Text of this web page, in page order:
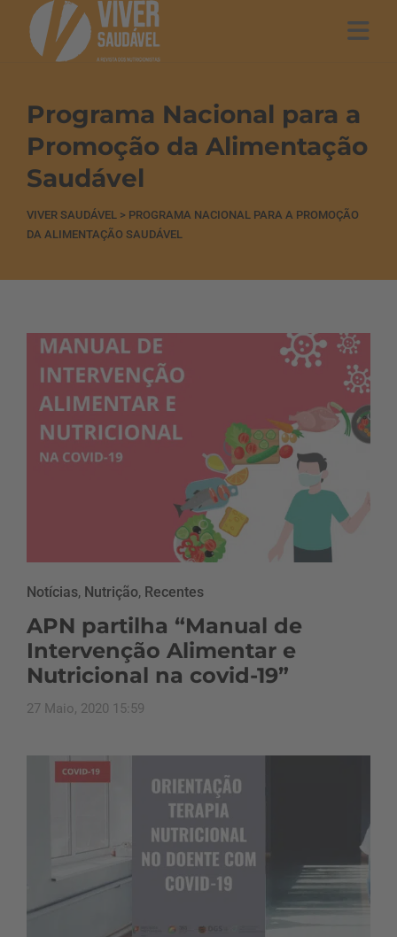
Programa Nacional para a
Promoção da Alimentação
Saudável
VIVER SAUDÁVEL > PROGRAMA NACIONAL PARA A PROMOÇÃO
DA ALIMENTAÇÃO SAUDÁVEL
Notícias, Nutrição, Recentes
APN partilha “Manual de
Intervenção Alimentar e
Nutricional na covid-19”
27 Maio, 2020 15:59